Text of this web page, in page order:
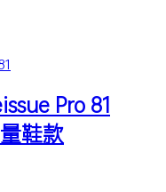
Pro 81
鞋款